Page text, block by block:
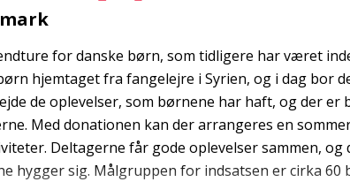
på
for danske børn, som tidligere har været
hjemtaget fra fangelejre i Syrien, og i dag bor
de oplevelser, som børnene har haft, og der er
Med donationen kan der arrangeres en
Deltagerne får gode oplevelser sammen, og
hygger sig. Målgruppen for indsatsen er cirka 60